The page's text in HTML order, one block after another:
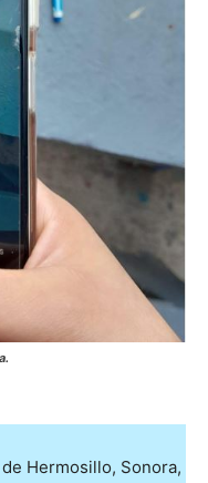
de Hermosillo, Sonora,